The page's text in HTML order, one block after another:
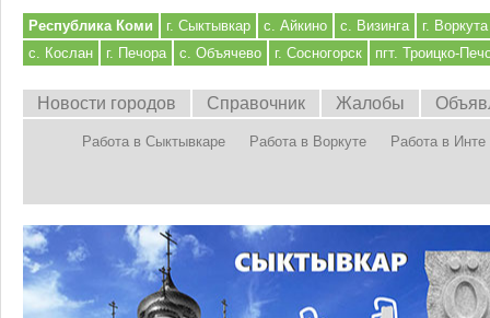
Республика Коми г. Сыктывкар с. Айкино с. Визинга
г. Воркута
с. Кослан
г. Печора с. Объячево г. Сосногорск пгт. Троицко-
Новости городов Справочник Жалобы
Работа в Сыктывкаре Работа в Воркуте Работа в Инте